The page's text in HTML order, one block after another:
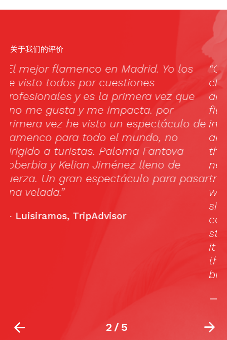
关于我们的评价
“Cardamomo is dark, tight, and as the
clouds formed inside, and the dancing
and wailing began, the rooms became
filled with energy. Each of the dancers
interpreted the music, as they saw fit,
and you felt that you were watching
the creation of a dance, every time a
new dancer started…dancers entered
trances, clicked, and clocked, rapped
with the guitarists, all the while the
cause. The dancers, while on this small
stage, commanded the audience, and
2/5